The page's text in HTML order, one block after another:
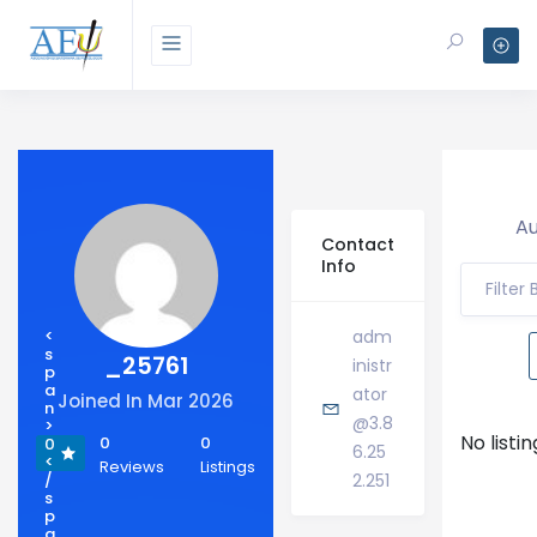
_25761
Joined In Mar 2026
<
s
p
a
n
>
0
<
/
s
p
0
Reviews
0
Listings
Contact
Info
adm
inistr
ator
@3.8
6.25
2.251
Filter
No